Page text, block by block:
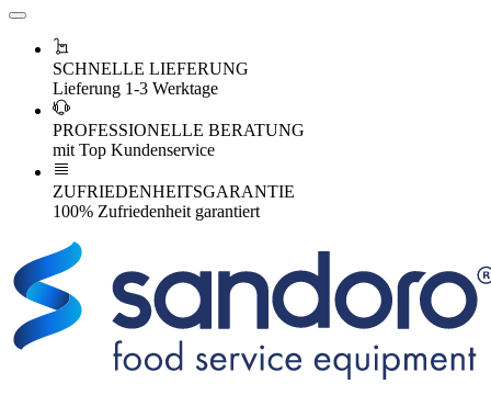
SCHNELLE LIEFERUNG
Lieferung 1-3 Werktage
PROFESSIONELLE BERATUNG
mit Top Kundenservice
ZUFRIEDENHEITSGARANTIE
100% Zufriedenheit garantiert